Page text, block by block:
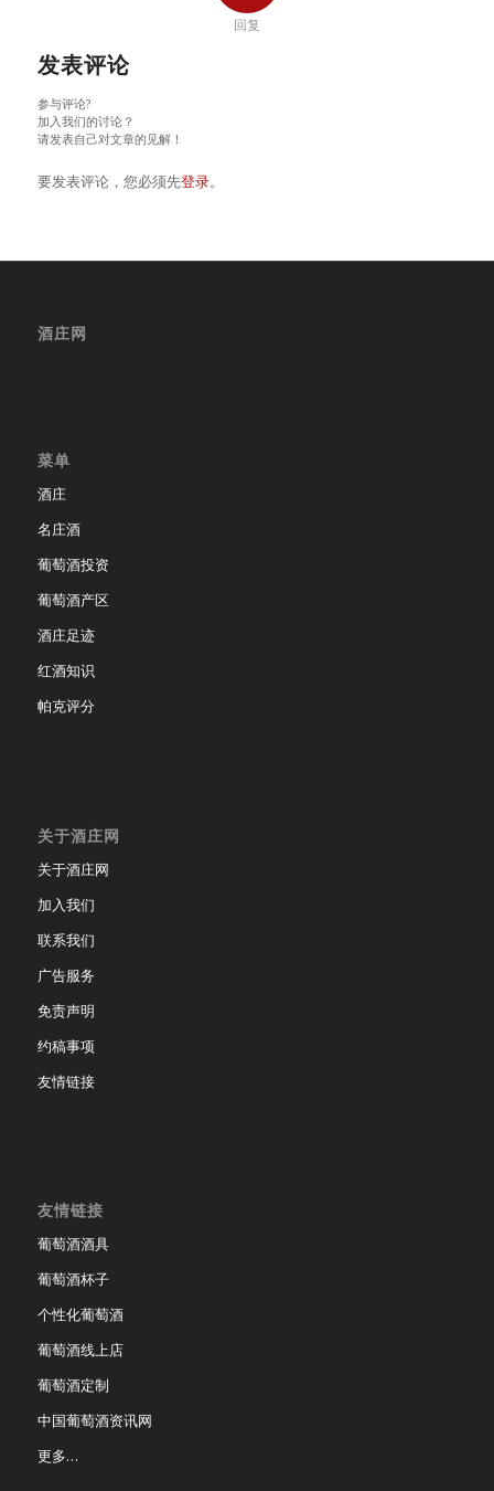
回复
发表评论
参与评论?
加入我们的讨论？
请发表自己对文章的见解！
要发表评论，您必须先登录。
酒庄网
菜单
酒庄
名庄酒
葡萄酒投资
葡萄酒产区
酒庄足迹
红酒知识
帕克评分
关于酒庄网
关于酒庄网
加入我们
联系我们
广告服务
免责声明
约稿事项
友情链接
友情链接
葡萄酒酒具
葡萄酒杯子
个性化葡萄酒
葡萄酒线上店
葡萄酒定制
中国葡萄酒资讯网
更多…